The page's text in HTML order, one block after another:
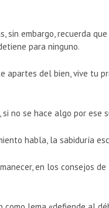
sin embargo, recuerda
para ninguno.
apartes del bien, vive tu
no se hace algo por ese
habla, la sabiduría
en los consejos